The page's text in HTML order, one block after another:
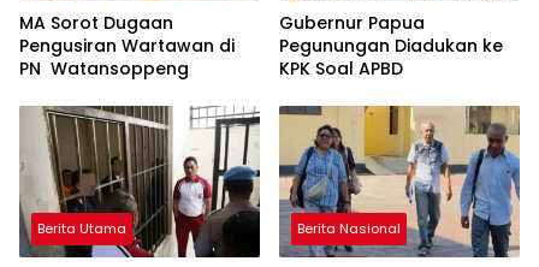
MA Sorot Dugaan
Pengusiran Wartawan di
PN Watansoppeng
Gubernur Papua
Pegunungan Diadukan ke
KPK Soal APBD
Berita Utama Berita Nasional